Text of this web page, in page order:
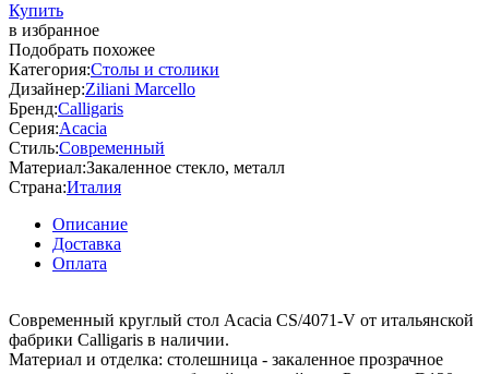
Купить
в избранное
Подобрать похожее
Категория:Столы и столики
Дизайнер:Ziliani Marcello
Бренд:Calligaris
Серия:Acacia
Стиль:Современный
Материал:Закаленное стекло, металл
Страна:Италия
Описание
Доставка
Оплата
Современный круглый стол Acacia CS/4071-V от итальянской
фабрики Calligaris в наличии.
Материал и отделка: столешница - закаленное прозрачное